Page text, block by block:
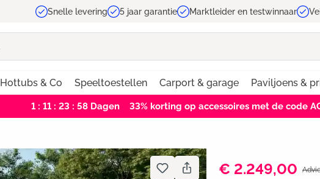
Snelle levering 5 jaar garantie Marktleider en testwinnaar
Hottubs & Co Speeltoestellen Carport & garage Paviljoens &
1 : 11 : 23 : 57Dagen 33% korting op accessoires met de code
€ 2.249,00